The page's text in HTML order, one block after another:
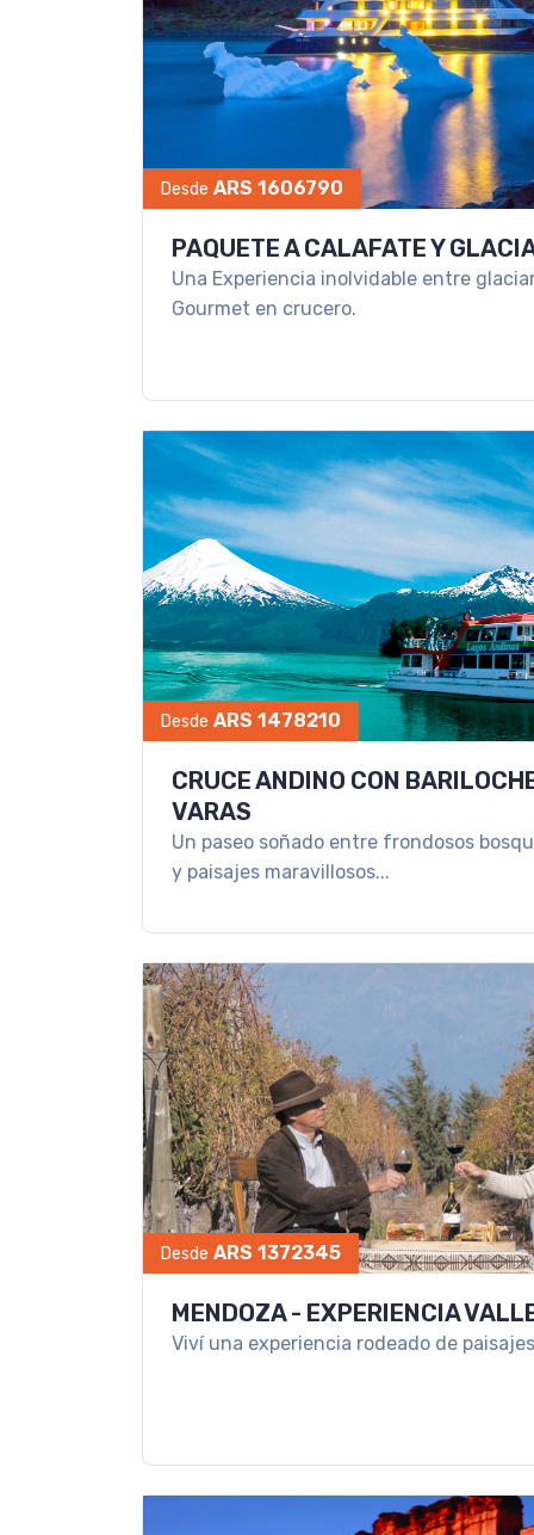
Desde ARS 1606790
PAQUETE A CALAFATE Y
Una Experiencia inolvidable entre
Gourmet en crucero.
Desde ARS 1478210
CRUCE ANDINO CON
VARAS
Un paseo soñado entre frondosos
y paisajes maravillosos...
Desde ARS 1372345
MENDOZA - EXPERIENCIA
Viví una experiencia rodeado de